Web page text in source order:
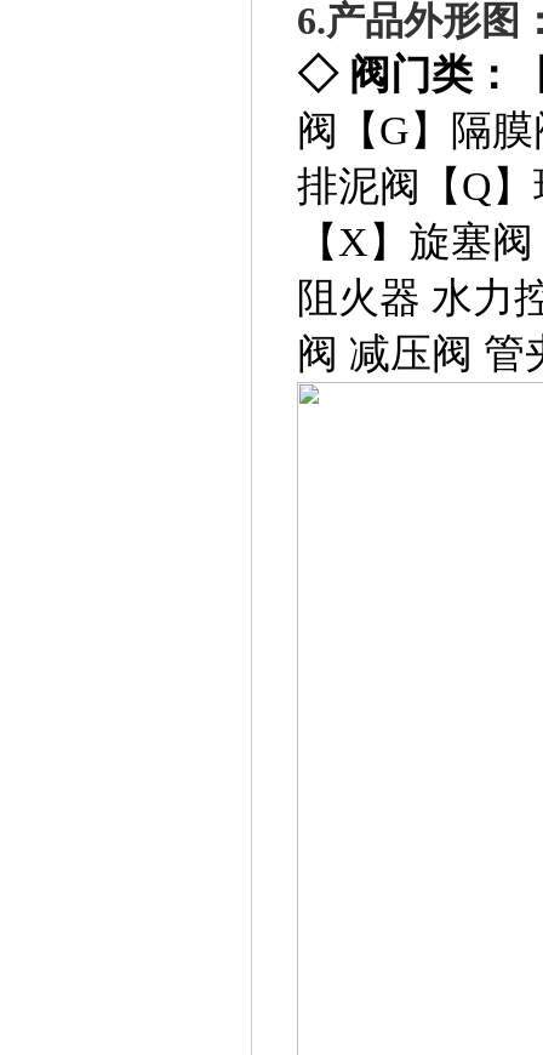
6.产品外形图
◇ 阀门类：
阀
【G】
隔
排泥阀
【Q】
【X】 旋塞阀
阻火器 水力
阀 减压阀 管